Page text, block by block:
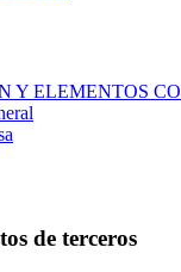
Y ELEMENTOS
de terceros